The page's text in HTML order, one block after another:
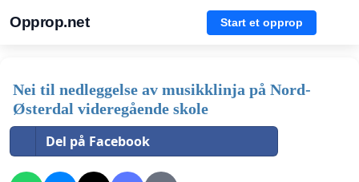
Opprop.net Start et opprop
Nei til nedleggelse av musikklinja på Nord-
Østerdal videregående skole
Del på Facebook